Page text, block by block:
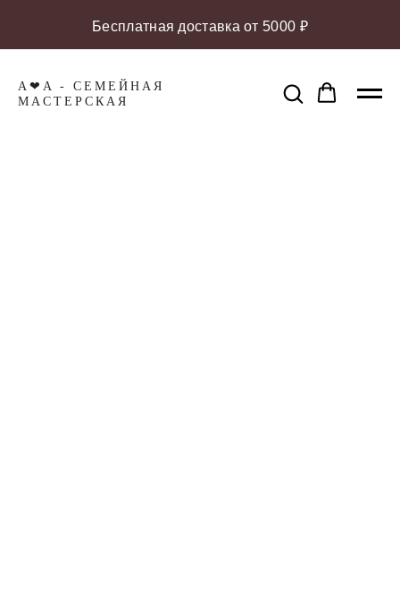
Бесплатная доставка от 5000 ₽
A❤A - СЕМЕЙНАЯ
МАCТЕРСКАЯ